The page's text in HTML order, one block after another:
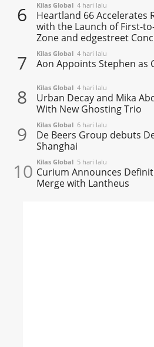
6 Kilas Global 4 hari lalu
Heartland 66 Accelerates
with the Launch of First-
Zone and edgestreet
7 Kilas Global 4 hari lalu
Aon Appoints Stephen as
8 Kilas Global 4 hari lalu
Urban Decay and Mika
With New Ghosting Trio
9 Kilas Global 6 hari lalu
De Beers Group debuts
Shanghai
10 Kilas Global 5 hari lalu
Curium Announces
Merge with Lantheus